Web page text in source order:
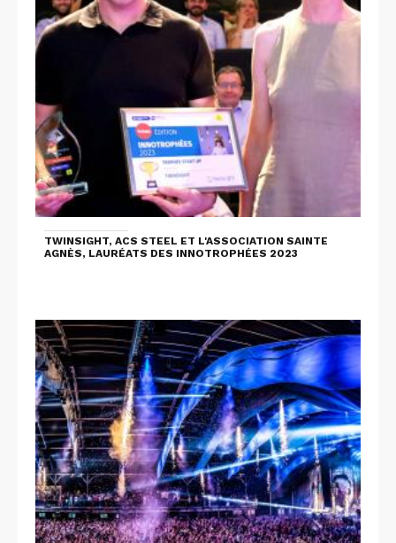
TWINSIGHT, ACS STEEL ET L'ASSOCIATION SAINTE
AGNÈS, LAURÉATS DES INNOTROPHÉES 2023